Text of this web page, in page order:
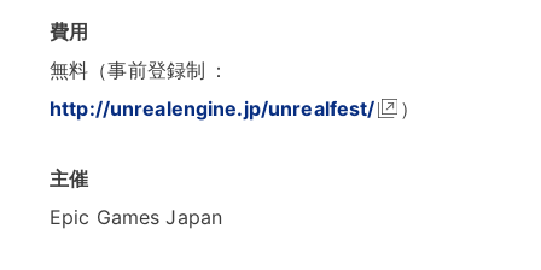
費用
無料（事前登録制 ：
http://unrealengine.jp/unrealfest/
）
主催
Epic Games Japan